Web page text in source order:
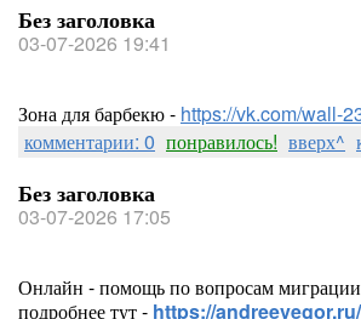
Без заголовка
03-07-2026 19:41
Зона для барбекю - https://vk.com/wall-
комментарии: 0 понравилось! вверх^
Без заголовка
03-07-2026 17:05
Онлайн - помощь по вопросам
подробнее тут - https://andreevegor.ru/